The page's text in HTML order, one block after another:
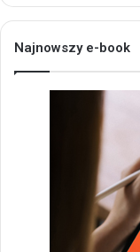
Najnowszy e-book